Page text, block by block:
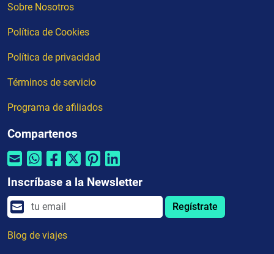
Sobre Nosotros
Política de Cookies
Política de privacidad
Términos de servicio
Programa de afiliados
Compartenos
Inscríbase a la Newsletter
Regístrate
Blog de viajes